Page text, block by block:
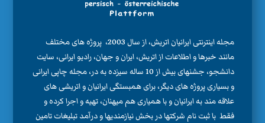
مجله اینترنتی ایرانیان اتریش، از سال 2003، پروژه های مختلف
مانند خبرها و اطلاعات از اتریش، ایران و جهان، رادیو ایرانی، سایت
دانشجو، جشنهای بیش از 10 ساله سیزده به در، مجله چاپی ایرانی
و بسیاری پروژه های دیگر، برای همبستگی ایرانیان و اتریشی های
علاقه مند به ایرانیان و با همیاری هم میهنان، تهیه و اجرا کرده و
فقط با ثبت نام شرکتها در بخش نیازمندیها و درآمد تبلیغات تامین